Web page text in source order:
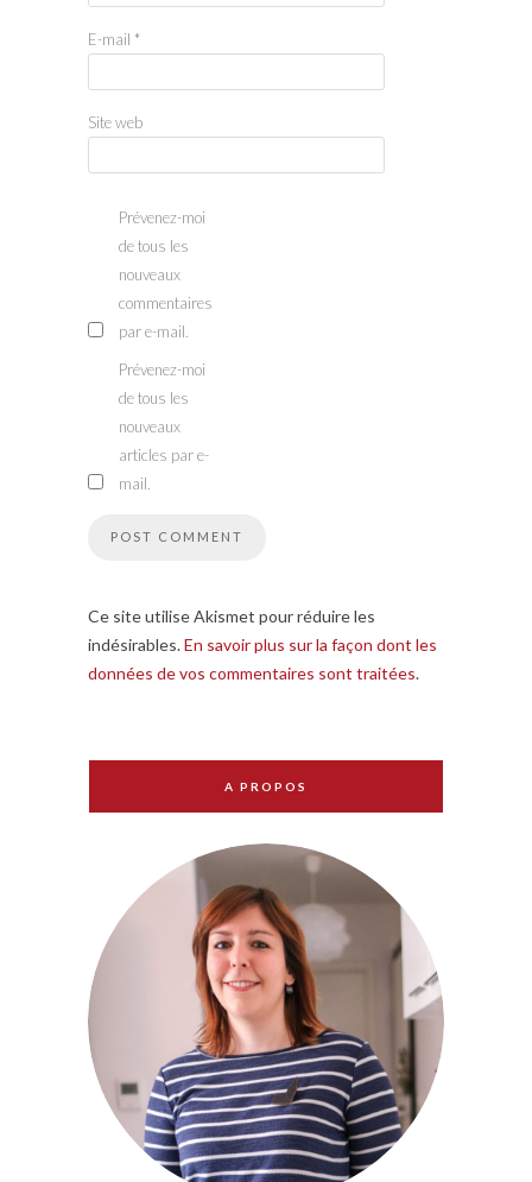
E-mail *
Site web
Prévenez-moi
de tous les
nouveaux
commentaires
par e-mail.
Prévenez-moi
de tous les
nouveaux
articles par e-
mail.
Ce site utilise Akismet pour réduire les
indésirables.En savoir plus sur la façon dont les
données de vos commentaires sont traitées.
A PROPOS